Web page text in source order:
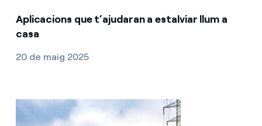
Aplicacions que t’ajudaran a estalviar llum a
casa
20 de maig 2025